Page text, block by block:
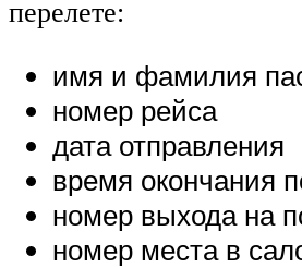
перелете:
имя и фамилия
номер рейса
дата отправления
время окончания
номер выхода на
номер места в